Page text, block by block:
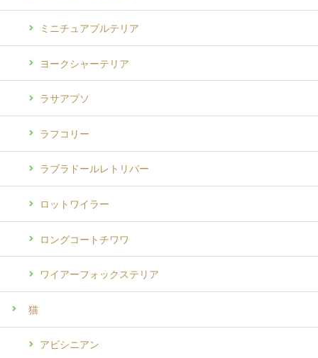
ミニチュアブルテリア
ヨークシャーテリア
ラサアプソ
ラフコリー
ラブラドールレトリバー
ロットワイラー
ロングコートチワワ
ワイアーフォックステリア
猫
アビシニアン